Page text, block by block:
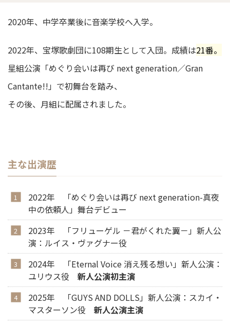
2020年、中学卒業後に音楽学校へ入学。
2022年、宝塚歌劇団に108期生として入団。成績は21番。
星組公演「めぐり会いは再び next generation／Gran
Cantante!!」で初舞台を踏み、
その後、月組に配属されました。
主な出演歴
2022年 「めぐり会いは再び next generation-真夜
中の依頼人」舞台デビュー
2023年 「フリューゲル －君がくれた翼－」新人公
演：ルイス・ヴァグナー役
2024年 「Eternal Voice 消え残る想い」新人公演：
ユリウス役 新人公演初主演
2025年 「GUYS AND DOLLS」新人公演：スカイ・
マスターソン役 新人公演主演